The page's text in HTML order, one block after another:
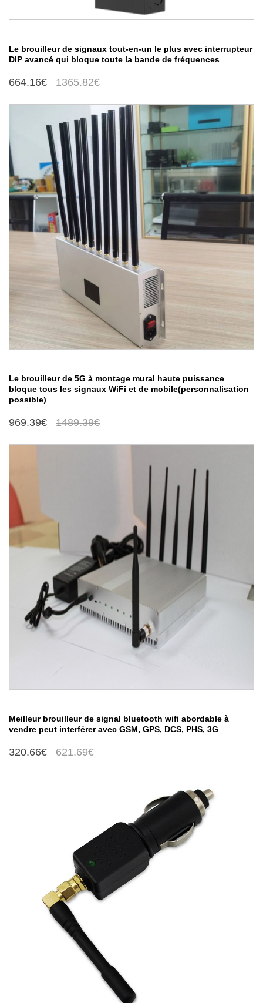
Le brouilleur de signaux tout-en-un le plus avec interrupteur
DIP avancé qui bloque toute la bande de fréquences
664.16€ 1365.82€
Le brouilleur de 5G à montage mural haute puissance
bloque tous les signaux WiFi et de mobile(personnalisation
possible)
969.39€ 1489.39€
Meilleur brouilleur de signal bluetooth wifi abordable à
vendre peut interférer avec GSM, GPS, DCS, PHS, 3G
320.66€ 621.69€